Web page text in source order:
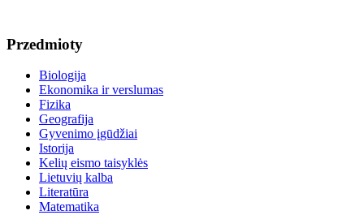
Przedmioty
Biologija
Ekonomika ir verslumas
Fizika
Geografija
Gyvenimo įgūdžiai
Istorija
Kelių eismo taisyklės
Lietuvių kalba
Literatūra
Matematika